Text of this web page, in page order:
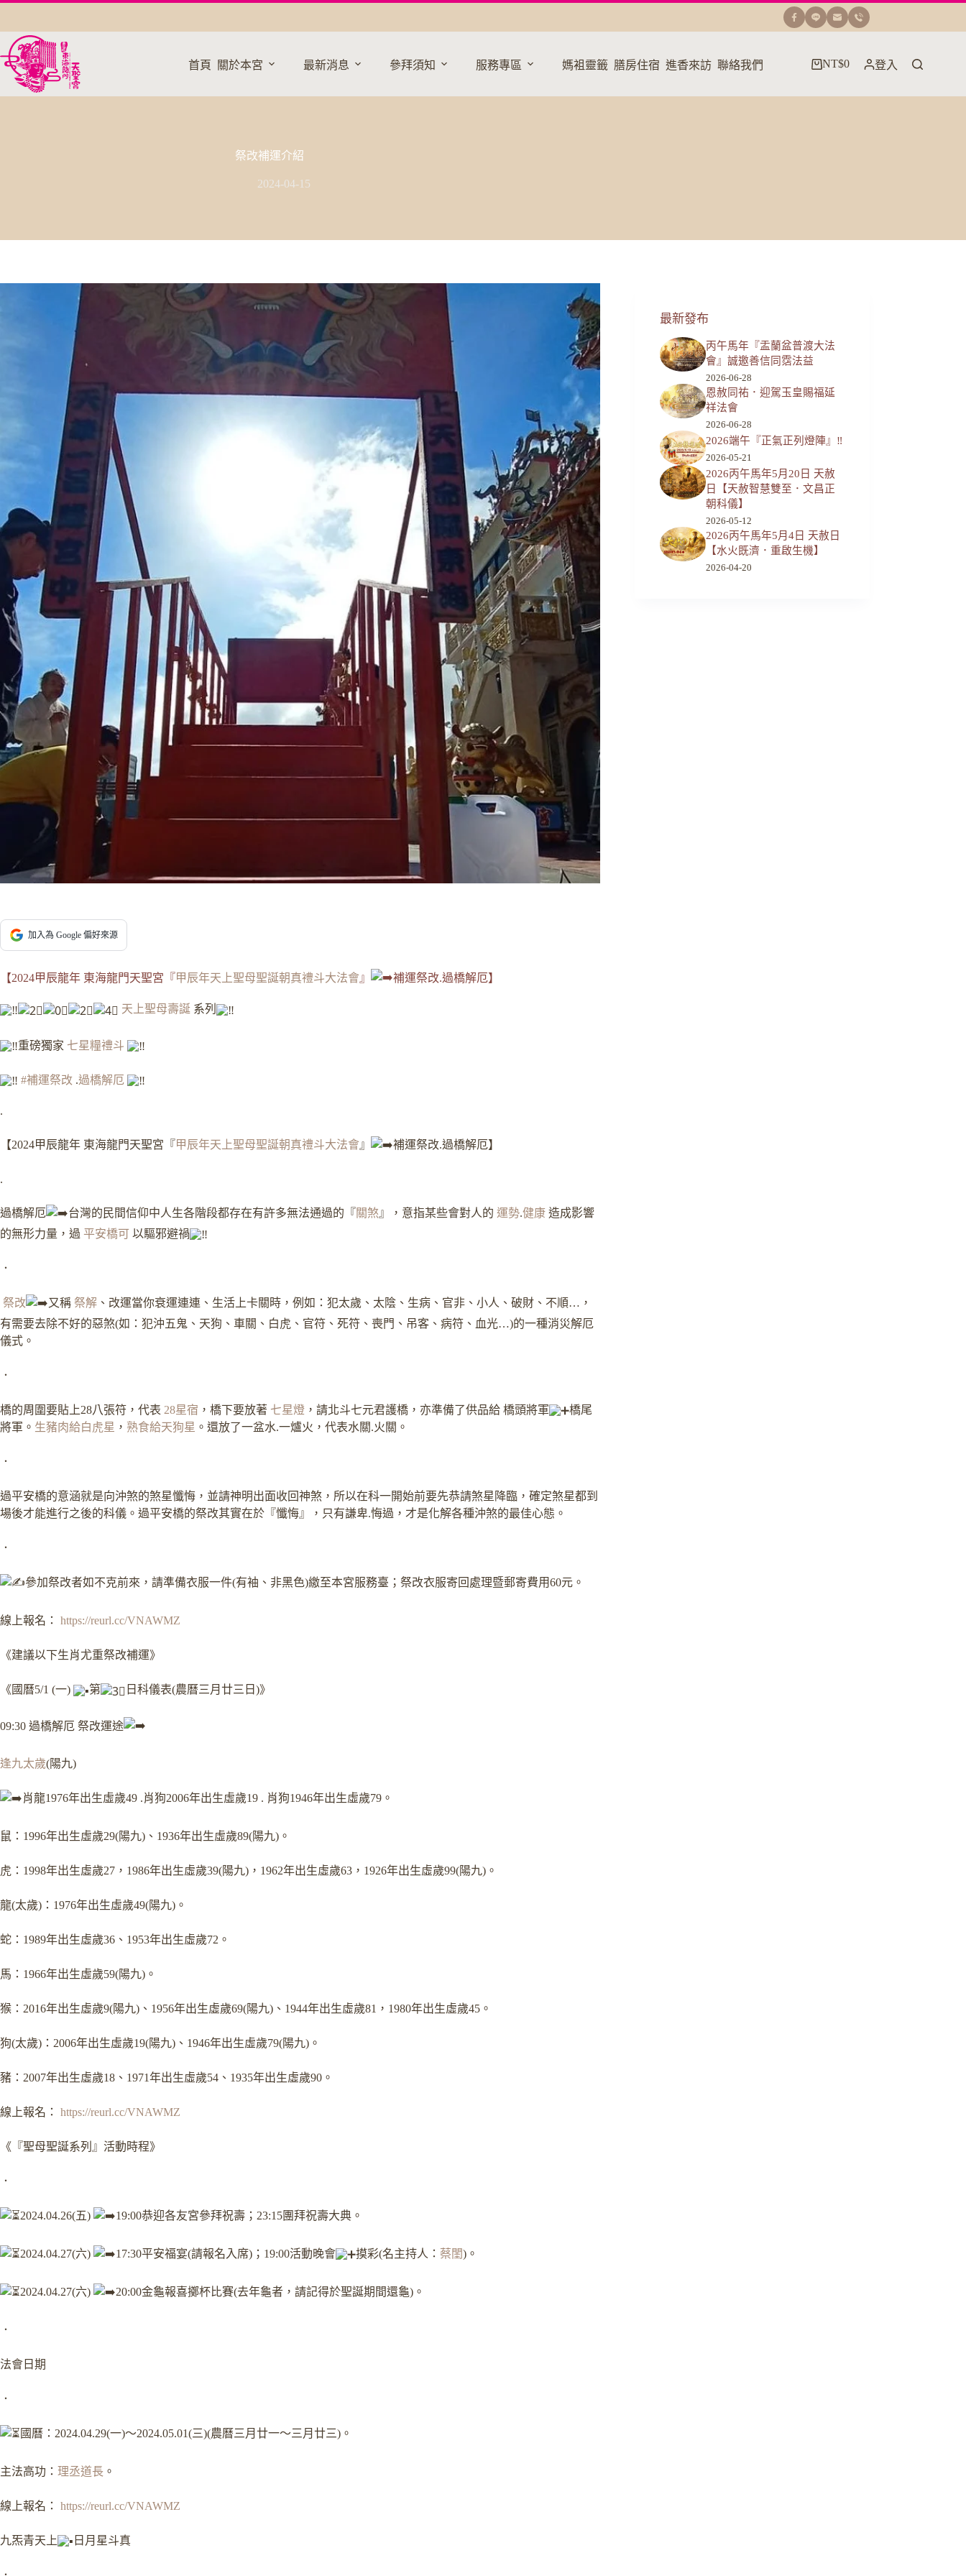
要
容
首頁 關於本宮 最新消息 參拜須知 服務專區 媽袓靈籤 膳房住宿 進香來訪 聯絡我們
購
NT$0 登入
祭改補運介紹
2024-04-15
加入為 Google 偏好來源
【2024甲辰龍年 東海龍門天聖宮『甲辰年天上聖母聖誕朝真禮斗大法會』 補運祭改.過橋解厄】
天上聖母壽誕 系列
重磅獨家 七星糧禮斗
#補運祭改 .過橋解厄
.
【2024甲辰龍年 東海龍門天聖宮『甲辰年天上聖母聖誕朝真禮斗大法會』 補運祭改.過橋解厄】
.
過橋解厄 台灣的民間信仰中人生各階段都存在有許多無法通過的『關煞 』，意指某些會對人的 運勢.健康 造成影響
的無形力量，過 平安橋可 以驅邪避禍
．
祭改 又稱 祭解 、改運當你衰運連連、生活上卡關時，例如：犯太歲、太陰、生病、官非、小人、破財、不順…，
有需要去除不好的惡煞(如：犯沖五鬼、天狗、車關、白虎、官符、死符、喪門、吊客、病符、血光…)的一種消災解厄
儀式。
．
橋的周圍要貼上28八張符，代表 28星宿 ，橋下要放著 七星燈 ，請北斗七元君護橋，亦準備了供品給 橋頭將軍
橋尾
將軍。 生豬肉給白虎星 ， 熟食給天狗星 。還放了一盆水.一爐火，代表水關.火關。
．
過平安橋的意涵就是向沖煞的煞星懺悔，並請神明出面收回神煞，所以在科一開始前要先恭請煞星降臨，確定煞星都到
場後才能進行之後的科儀。過平安橋的祭改其實在於『懺悔』，只有謙卑.悔過，才是化解各種沖煞的最佳心態。
．
參加祭改者如不克前來，請準備衣服一件(有袖、非黑色)繳至本宮服務臺；祭改衣服寄回處理暨郵寄費用60元。
線上報名： https://reurl.cc/VNAWMZ
《建議以下生肖尤重祭改補運》
《國曆5/1 (一) 第 日科儀表(農曆三月廿三日)》
09:30 過橋解厄 祭改運途
逢九太歲(陽九)
肖龍1976年出生虛歲49 .肖狗2006年出生虛歲19 . 肖狗1946年出生虛歲79。
鼠：1996年出生虛歲29(陽九)、1936年出生虛歲89(陽九)。
虎：1998年出生虛歲27，1986年出生虛歲39(陽九)，1962年出生虛歲63，1926年出生虛歲99(陽九)。
龍(太歲)：1976年出生虛歲49(陽九)。
蛇：1989年出生虛歲36、1953年出生虛歲72。
馬：1966年出生虛歲59(陽九)。
猴：2016年出生虛歲9(陽九)、1956年出生虛歲69(陽九)、1944年出生虛歲81，1980年出生虛歲45。
狗(太歲)：2006年出生虛歲19(陽九)、1946年出生虛歲79(陽九)。
豬：2007年出生虛歲18、1971年出生虛歲54、1935年出生虛歲90。
線上報名： https://reurl.cc/VNAWMZ
《『聖母聖誕系列』活動時程》
．
2024.04.26(五) 19:00恭迎各友宮參拜祝壽；23:15團拜祝壽大典。
2024.04.27(六) 17:30平安福宴(請報名入席)；19:00活動晚會 摸彩(名主持人： 蔡閨)。
2024.04.27(六) 20:00金龜報喜擲杯比賽(去年龜者，請記得於聖誕期間還龜)。
．
法會日期
．
國曆：2024.04.29(一)～2024.05.01(三)(農曆三月廿一～三月廿三)。
主法高功： 理丞道長 。
線上報名： https://reurl.cc/VNAWMZ
九炁青天上 日月星斗真
最新發布
丙午馬年『盂蘭盆普渡大法
會』誠邀善信同霑法益
2026-06-28
恩赦同祐．迎駕玉皇賜福延
祥法會
2026-06-28
2026端午『正氣正列燈陣』‼️
2026-05-21
2026丙午馬年5月20日 天赦
日【天赦智慧雙至．文昌正
朝科儀】
2026-05-12
2026丙午馬年5月4日 天赦日
【水火既濟．重啟生機】
2026-04-20